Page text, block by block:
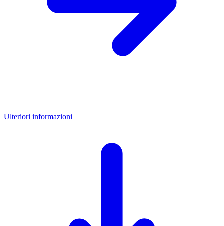
Ulteriori informazioni